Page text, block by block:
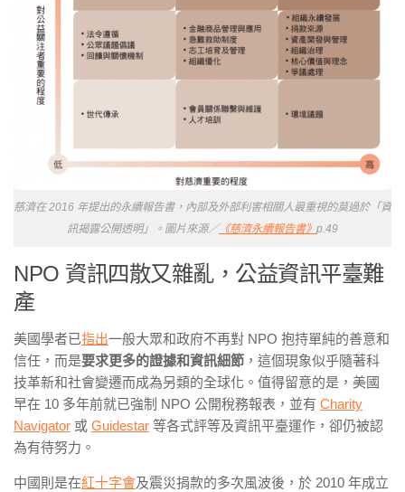
慈濟在 2016 年提出的永續報告書，內部及外部利害相關人最重視的莫過於「資
訊揭露公開透明」。圖片來源／《慈濟永續報告書》 p.49
NPO 資訊四散又雜亂，公益資訊平臺難
產
美國學者已指出一般大眾和政府不再對 NPO 抱持單純的善意和
信任，而是要求更多的證據和資訊細節 ，這個現象似乎隨著科
技革新和社會變遷而成為另類的全球化。值得留意的是，美國
早在 10 多年前就已強制 NPO 公開稅務報表，並有 Charity
Navigator 或 Guidestar 等各式評等及資訊平臺運作，卻仍被認
為有待努力。
中國則是在紅十字會及震災捐款的多次風波後，於 2010 年成立